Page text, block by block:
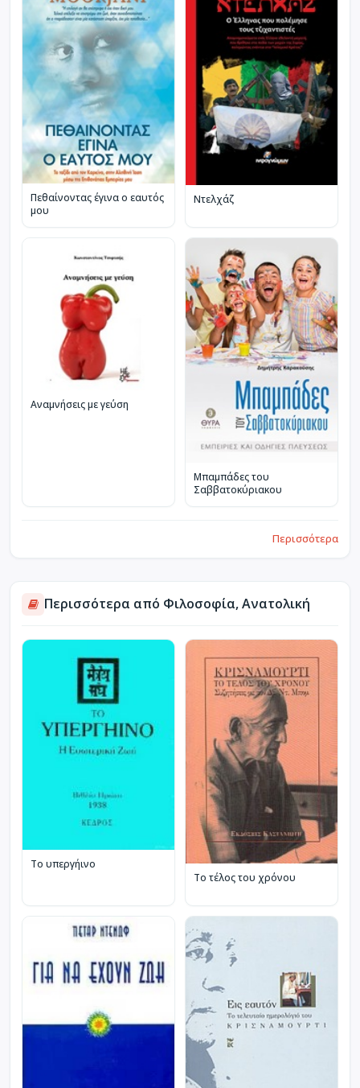
Πεθαίνοντας έγινα ο εαυτός
μου
Ντελχάζ
Αναμνήσεις με γεύση
Μπαμπάδες του
Σαββατοκύριακου
Περισσότερα
Περισσότερα από Φιλοσοφία, Ανατολική
Το υπεργήινο
Το τέλος του χρόνου